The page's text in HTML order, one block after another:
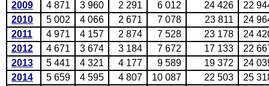
2009
4 871 3 960 2 291 6 012 24 426
22
2010
5 002 4 066 2 671 7 078 23 811
24
2011
4 971 4 157 2 874 7 528 23 178
24
2012
4 671 3 674 3 184 7 672 17 133
22
2013
5 441 4 321 4 177 9 589 19 372
24
2014
5 659 4 595 4 807 10 087 22 503
25